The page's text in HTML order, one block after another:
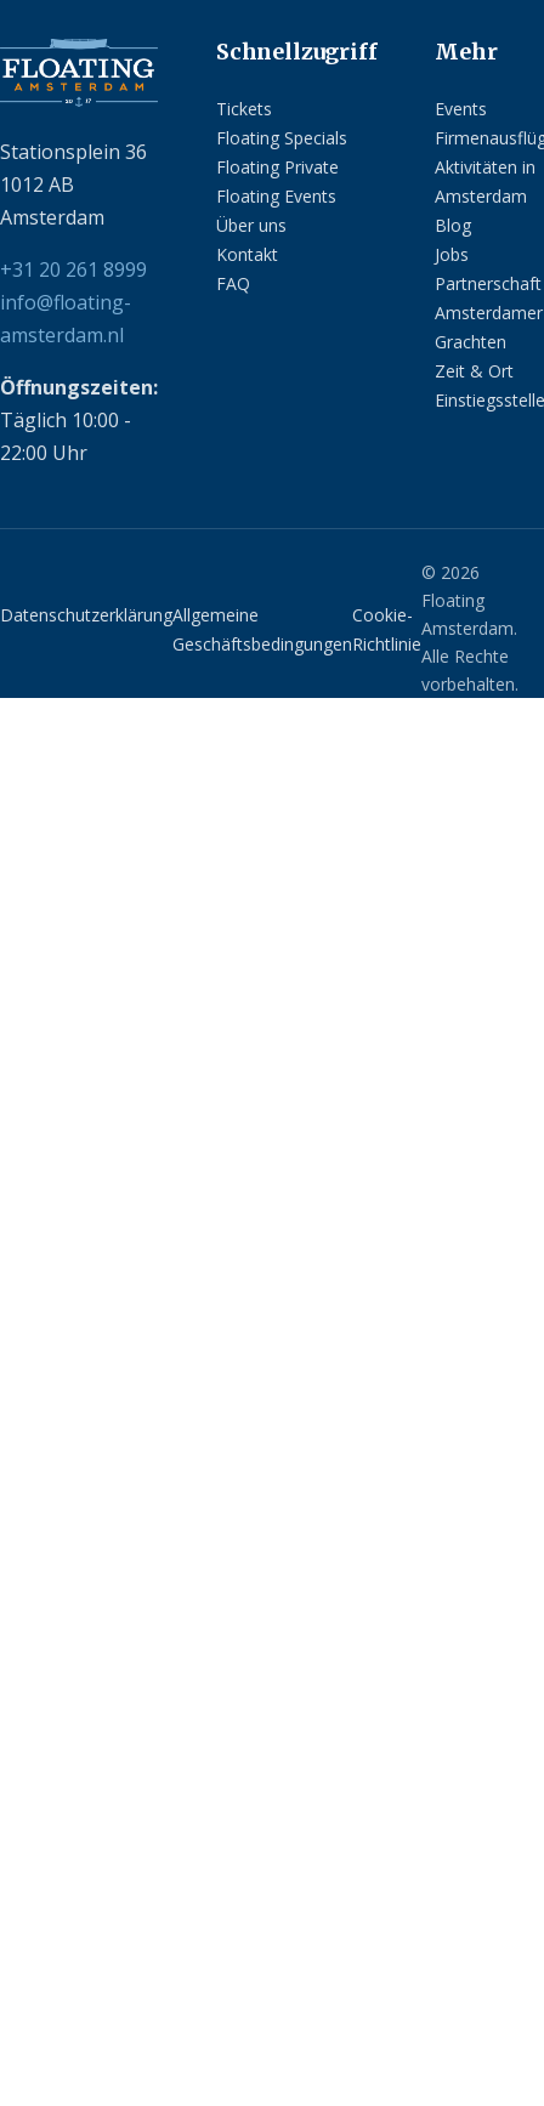
Stationsplein 36
1012 AB
Amsterdam
+31 20 261 8999
info@floating-
amsterdam.nl
Öffnungszeiten:
Täglich 10:00 -
22:00 Uhr
Schnellzugriff
Tickets
Floating Specials
Floating Private
Floating Events
Über uns
Kontakt
FAQ
Mehr
Events
Aktivitäten in
Amsterdam
Blog
Jobs
Partnerschaft
Amsterdamer
Grachten
Zeit & Ort
DatenschutzerklärungAllgemeine
Geschäftsbedingungen
Cookie-
Richtlinie
© 2026
Floating
Amsterdam.
Alle Rechte
vorbehalten.